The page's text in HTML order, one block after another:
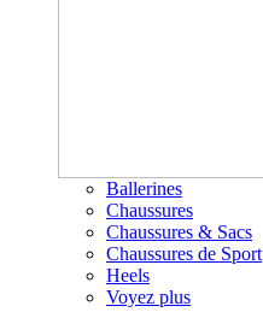
Ballerines
Chaussures
Chaussures & Sacs
Chaussures de Sport
Heels
Voyez plus